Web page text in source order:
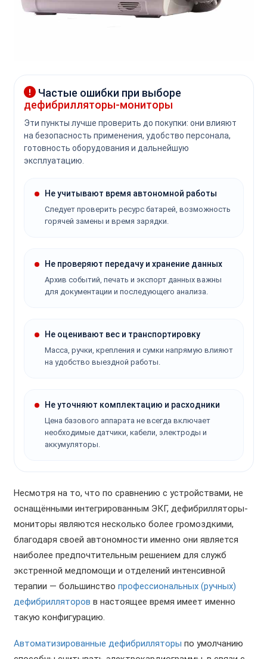
Частые ошибки при выборе
дефибрилляторы-мониторы
Эти пункты лучше проверить до покупки: они влияют
на безопасность применения, удобство персонала,
готовность оборудования и дальнейшую
эксплуатацию.
Не учитывают время автономной работы
Следует проверить ресурс батарей, возможность
горячей замены и время зарядки.
Не проверяют передачу и хранение данных
Архив событий, печать и экспорт данных важны
для документации и последующего анализа.
Не оценивают вес и транспортировку
Масса, ручки, крепления и сумки напрямую влияют
на удобство выездной работы.
Не уточняют комплектацию и расходники
Цена базового аппарата не всегда включает
необходимые датчики, кабели, электроды и
аккумуляторы.
Несмотря на то, что по сравнению с устройствами, не
оснащёнными интегрированным ЭКГ, дефибрилляторы-
мониторы являются несколько более громоздкими,
благодаря своей автономности именно они является
наиболее предпочтительным решением для служб
экстренной медпомощи и отделений интенсивной
терапии — большинство профессиональных (ручных)
дефибрилляторов в настоящее время имеет именно
такую конфигурацию.
Автоматизированные дефибрилляторы по умолчанию